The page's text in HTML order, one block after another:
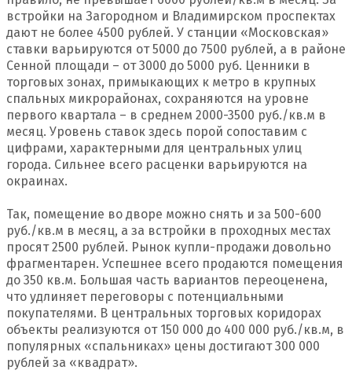
встройки на Загородном и Владимирском проспектах
дают не более 4500 рублей. У станции «Московская»
ставки варьируются от 5000 до 7500 рублей, а в районе
Сенной площади – от 3000 до 5000 руб. Ценники в
торговых зонах, примыкающих к метро в крупных
спальных микрорайонах, сохраняются на уровне
первого квартала – в среднем 2000-3500 руб./кв.м в
месяц. Уровень ставок здесь порой сопоставим с
цифрами, характерными для центральных улиц
города. Сильнее всего расценки варьируются на
окраинах.
Так, помещение во дворе можно снять и за 500-600
руб./кв.м в месяц, а за встройки в проходных местах
просят 2500 рублей. Рынок купли-продажи довольно
фрагментарен. Успешнее всего продаются помещения
до 350 кв.м. Большая часть вариантов переоценена,
что удлиняет переговоры с потенциальными
покупателями. В центральных торговых коридорах
объекты реализуются от 150 000 до 400 000 руб./кв.м, в
популярных «спальниках» цены достигают 300 000
рублей за «квадрат».